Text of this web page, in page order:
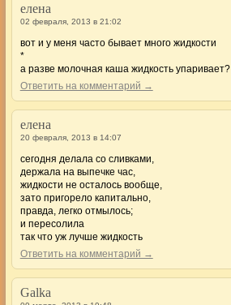
елена
02 февраля, 2013 в 21:02
вот и у меня часто бывает много жидкости
*
а разве молочная каша жидкость упаривает?
Ответить на комментарий →
елена
20 февраля, 2013 в 14:07
сегодня делала со сливками,
держала на выпечке час,
жидкости не осталось вообще,
зато пригорело капитально,
правда, легко отмылось;
и пересолила
так что уж лучше жидкость
Ответить на комментарий →
Galka